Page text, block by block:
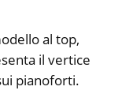
al top,
il vertice
pianoforti.